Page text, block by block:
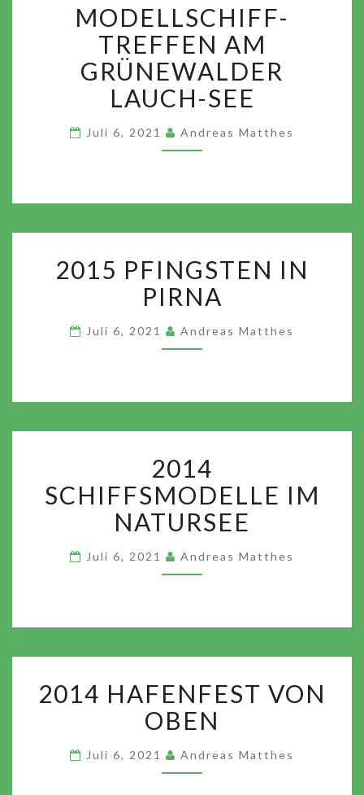
TREFFEN
AM
GRÜNEWALDER
LAUCH-
SEE
MODELLSCHIFF-
TREFFEN AM
GRÜNEWALDER
LAUCH-SEE
Juli 6, 2021 Andreas Matthes
PFINGSTEN
IN
PIRNA
2015 PFINGSTEN IN
PIRNA
Juli 6, 2021 Andreas Matthes
SCHIFFSMODELLE
IM
NATURSEE
2014
SCHIFFSMODELLE IM
NATURSEE
Juli 6, 2021 Andreas Matthes
HAFENFEST
VON
OBEN
2014 HAFENFEST VON
OBEN
Juli 6, 2021 Andreas Matthes